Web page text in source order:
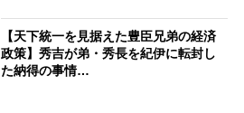
【天下統一を見据えた豊臣兄弟の経済
政策】秀吉が弟・秀長を紀伊に転封し
た納得の事情…